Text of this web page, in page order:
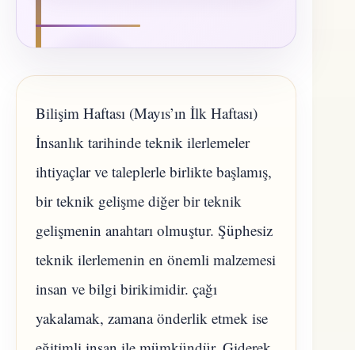
Bilişim Haftası (Mayıs’ın İlk Haftası)
İnsanlık tarihinde teknik ilerlemeler
ihtiyaçlar ve taleplerle birlikte başlamış,
bir teknik gelişme diğer bir teknik
gelişmenin anahtarı olmuştur. Şüphesiz
teknik ilerlemenin en önemli malzemesi
insan ve bilgi birikimidir. çağı
yakalamak, zamana önderlik etmek ise